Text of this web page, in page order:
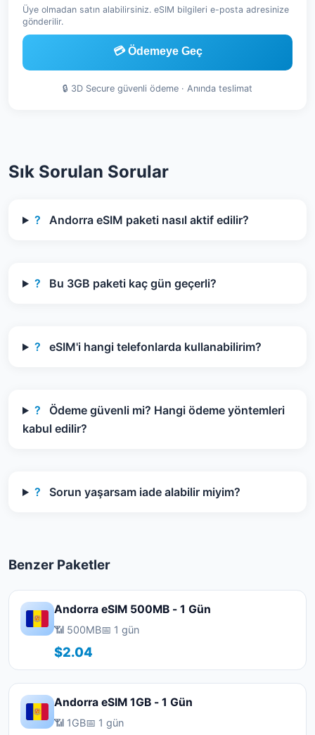
Üye olmadan satın alabilirsiniz. eSIM bilgileri e-posta adresinize
gönderilir.
💳 Ödemeye Geç
🔒 3D Secure güvenli ödeme · Anında teslimat
Sık Sorulan Sorular
? Andorra eSIM paketi nasıl aktif edilir?
? Bu 3GB paketi kaç gün geçerli?
? eSIM'i hangi telefonlarda kullanabilirim?
?
Ödeme güvenli mi? Hangi ödeme yöntemleri
kabul edilir?
? Sorun yaşarsam iade alabilir miyim?
Benzer Paketler
Andorra eSIM 500MB - 1 Gün
📶 500MB📅 1 gün
$2.04
Andorra eSIM 1GB - 1 Gün
📶 1GB📅 1 gün